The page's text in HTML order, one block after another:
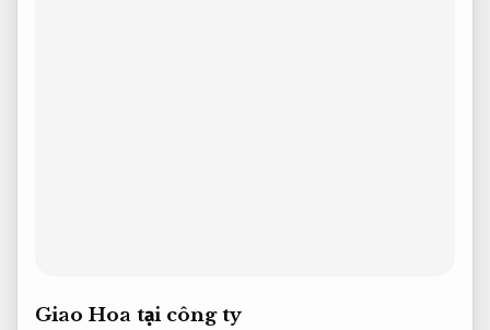
Giao Hoa tại công ty